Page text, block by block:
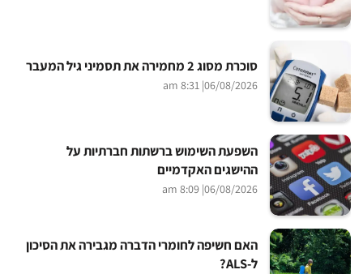
סוכרת מסוג 2 מחמירה את תסמיני גיל המעבר
06/08/2026
| 8:31 am
השפעת השימוש ברשתות חברתיות על
ההישגים האקדמיים
06/08/2026
| 8:09 am
האם חשיפה לחומרי הדברה מגבירה את הסיכון
ל-ALS?